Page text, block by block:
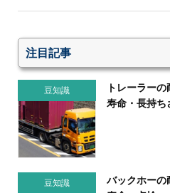
注目記事
豆知識
トレーラー
寿命・長持ち
豆知識
バックホーの